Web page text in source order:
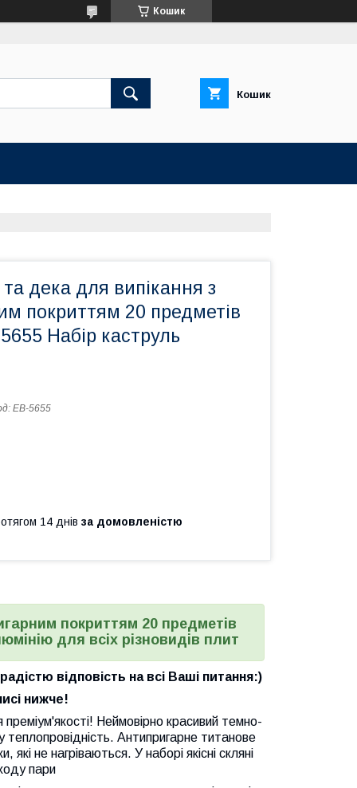
Кошик
Кошик
дека для випікання з
покриттям 20 предметів
Набір каструль
EB-5655
14 днів за домовленістю
покриттям 20 предметів
для всіх різновидів плит
відповість на всі Ваші питання:)
нижче!
Неймовірно красивий темно-
теплопровідність. Антипригарне титанове
не нагріваються. У наборі якісні скляні
пари